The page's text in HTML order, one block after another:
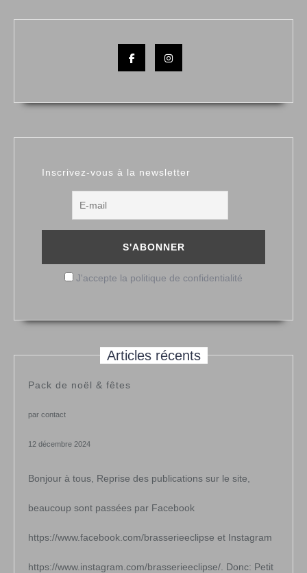
Inscrivez-vous à la newsletter
J'accepte la politique de confidentialité
Articles récents
Pack de noël & fêtes
par contact
12 décembre 2024
Bonjour à tous, Reprise des publications sur le site,
beaucoup sont passées par Facebook
https://www.facebook.com/brasserieeclipse et Instagram
https://www.instagram.com/brasserieeclipse/. Donc: Petit